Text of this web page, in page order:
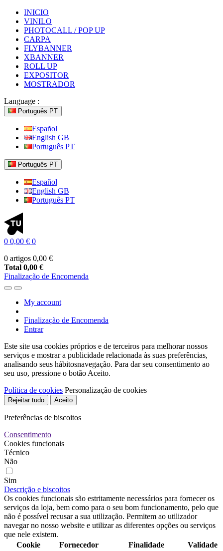
INICIO
VINILO
PHOTOCALL / POP UP
CARPA
FLYBANNER
XBANNER
ROLL UP
EXPOSITOR
MOSTRADOR
Language :
Português PT
Español
English GB
Português PT
Português PT
Español
English GB
Português PT
0 0,00 € 0
0 artigos 0,00 €
Total 0,00 €
Finalização de Encomenda
My account
Finalização de Encomenda
Entrar
Este site usa cookies próprios e de terceiros para melhorar nossos
serviços e mostrar a publicidade relacionada às suas preferências,
analisando seus hábitosnavegação. Para dar seu consentimento ao
seu uso, pressione o botão Aceito.
Política de cookies Personalização de cookies
Rejeitar tudo Aceito
Preferências de biscoitos
Consentimento
Cookies funcionais
Técnico
Não
Sim
Descrição e biscoitos
Os cookies funcionais são estritamente necessários para fornecer os
serviços da loja, bem como para o seu bom funcionamento, pelo que
não é possível recusar a sua utilização. Permitem ao utilizador
navegar no nosso website e utilizar as diferentes opções ou serviços
que nele existem.
Cookie
Fornecedor Finalidade Validade